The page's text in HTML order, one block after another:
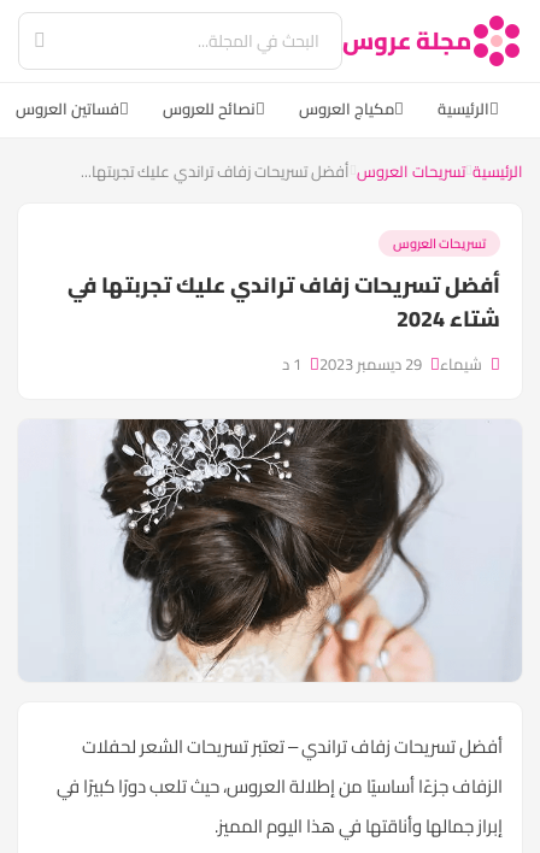
مجلة عروس
الرئيسية مكياج العروس نصائح للعروس فساتين العروس
الرئيسية تسريحات العروس أفضل تسريحات زفاف تراندي عليك تجربتها...
تسريحات العروس
أفضل تسريحات زفاف تراندي عليك تجربتها في
شتاء 2024
شيماء
أفضل تسريحات زفاف تراندي – تعتبر تسريحات الشعر لحفلات
الزفاف جزءًا أساسيًا من إطلالة العروس، حيث تلعب دورًا كبيرًا في
إبراز جمالها وأناقتها في هذا اليوم المميز.